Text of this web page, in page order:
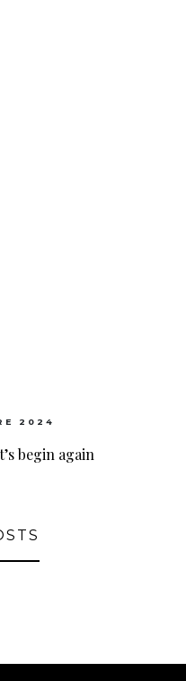
2024
begin again